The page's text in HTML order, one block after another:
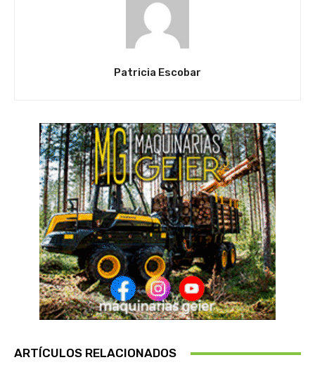
Patricia Escobar
ARTÍCULOS RELACIONADOS